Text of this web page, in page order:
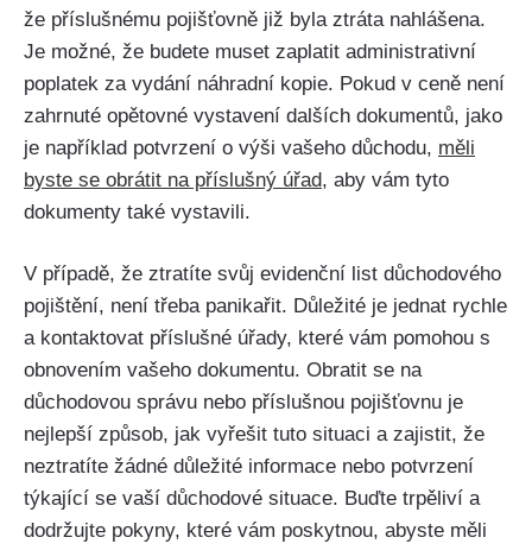
že příslušnému pojišťovně již byla ztráta nahlášena.
Je možné, že budete muset zaplatit administrativní
poplatek za vydání náhradní kopie. Pokud v ceně není
zahrnuté opětovné vystavení dalších dokumentů, jako
je například potvrzení o výši vašeho důchodu, měli
byste se obrátit na příslušný úřad, aby vám tyto
dokumenty také vystavili.
V případě, že ztratíte svůj evidenční list důchodového
pojištění, není třeba panikařit. Důležité je jednat rychle
a kontaktovat příslušné úřady, které vám pomohou s
obnovením vašeho dokumentu. Obratit se na
důchodovou správu nebo příslušnou pojišťovnu je
nejlepší způsob, jak vyřešit tuto situaci a zajistit, že
neztratíte žádné důležité informace nebo potvrzení
týkající se vaší důchodové situace. Buďte trpěliví a
dodržujte pokyny, které vám poskytnou, abyste měli